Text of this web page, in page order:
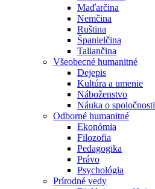
Maďarčina
Nemčina
Ruština
Španielčina
Taliančina
Všeobecné humanitné
Dejepis
Kultúra a umenie
Náboženstvo
Náuka o spoločnosti
Odborné humanitné
Ekonómia
Filozofia
Pedagogika
Právo
Psychológia
Prírodné vedy